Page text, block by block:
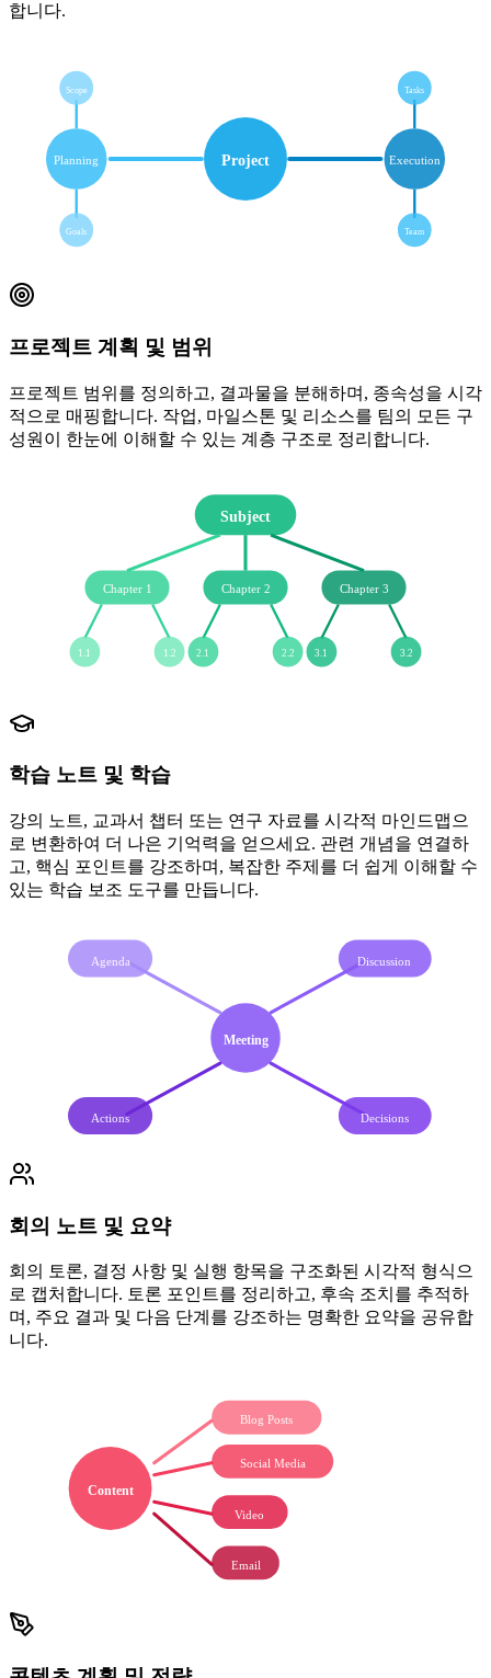
합니다.
Project
Planning
Scope
Goals
Execution
Tasks
Team
프로젝트 계획 및 범위
프로젝트 범위를 정의하고, 결과물을 분해하며, 종속성을 시각
적으로 매핑합니다. 작업, 마일스톤 및 리소스를 팀의 모든 구
성원이 한눈에 이해할 수 있는 계층 구조로 정리합니다.
Subject
Chapter 1 Chapter 2 Chapter 3
1.1 1.2 2.1 2.2 3.1 3.2
학습 노트 및 학습
강의 노트, 교과서 챕터 또는 연구 자료를 시각적 마인드맵으
로 변환하여 더 나은 기억력을 얻으세요. 관련 개념을 연결하
고, 핵심 포인트를 강조하며, 복잡한 주제를 더 쉽게 이해할 수
있는 학습 보조 도구를 만듭니다.
Meeting
Agenda Discussion
Decisions
Actions
회의 노트 및 요약
회의 토론, 결정 사항 및 실행 항목을 구조화된 시각적 형식으
로 캡처합니다. 토론 포인트를 정리하고, 후속 조치를 추적하
며, 주요 결과 및 다음 단계를 강조하는 명확한 요약을 공유합
니다.
Content
Blog Posts
Social Media
Video
Email